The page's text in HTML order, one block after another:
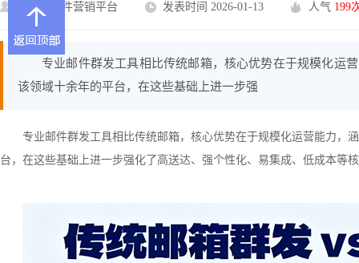
U-Mail邮件营销平台 发表时间 2026-01-13 人气 199
专业邮件群发工具相比传统邮箱，核心优势在于规模化运
该领域十余年的平台，在这些基础上进一步强
专业邮件群发工具相比传统邮箱，核心优势在于规模化运营能力，
台，在这些基础上进一步强化了高送达、强个性化、易集成、低成本等